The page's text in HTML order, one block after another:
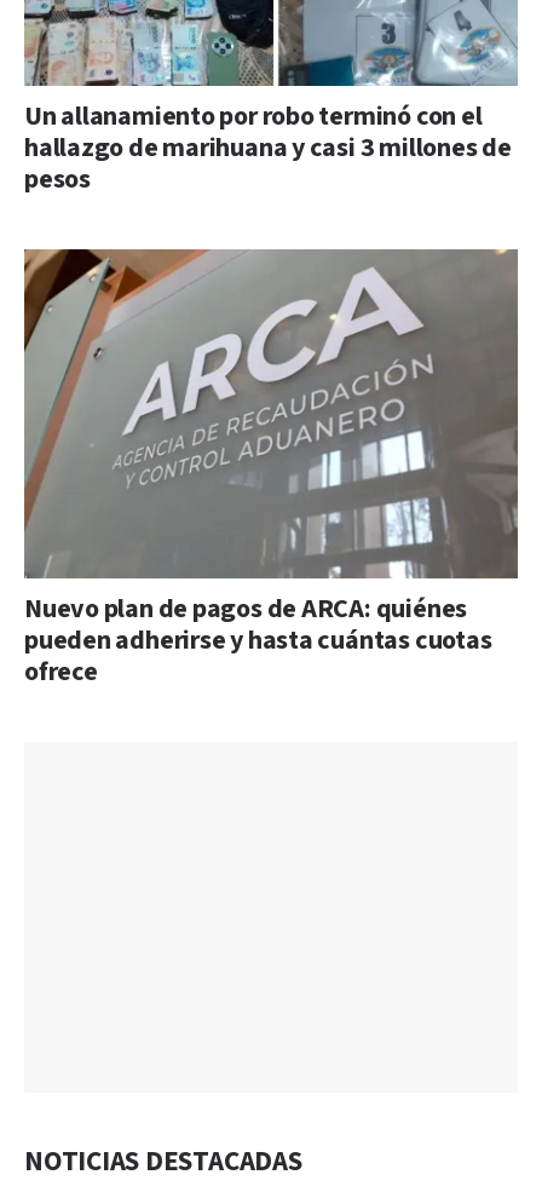
Un allanamiento por robo terminó con el
hallazgo de marihuana y casi 3 millones de
pesos
Nuevo plan de pagos de ARCA: quiénes
pueden adherirse y hasta cuántas cuotas
ofrece
NOTICIAS DESTACADAS